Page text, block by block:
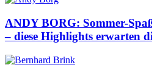
ANDY BORG: Sommer-
– diese Highlights erwarten